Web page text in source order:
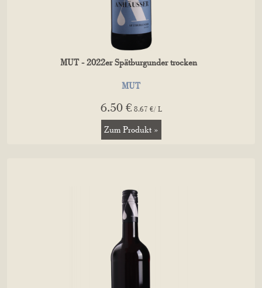
MUT - 2022er Spätburgunder trocken
MUT
6.50 € 8.67 €/ L
Zum Produkt »